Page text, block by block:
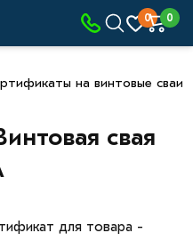
0 0
на винтовые сваи
свая
для товара -